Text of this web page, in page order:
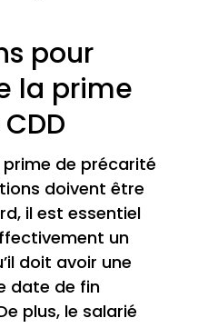
pour
la prime
de précarité
doivent être
il est essentiel
un
doit avoir une
date de fin
plus, le salarié